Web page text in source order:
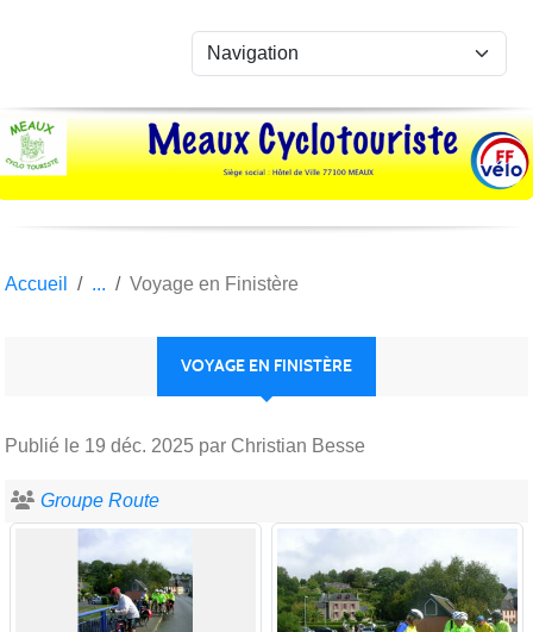
Accueil Voyage en Finistère
VOYAGE EN FINISTÈRE
Publié le 19 déc. 2025 par Christian Besse
Groupe Route